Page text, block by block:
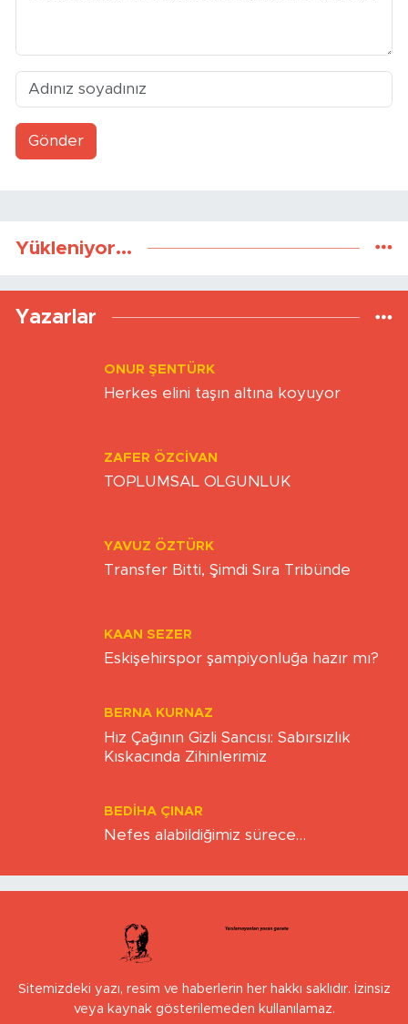
Gönder
Yükleniyor...
Yazarlar
ONUR ŞENTÜRK
Herkes elini taşın altına koyuyor
ZAFER ÖZCIVAN
TOPLUMSAL OLGUNLUK
YAVUZ ÖZTÜRK
Transfer Bitti, Şimdi Sıra Tribünde
KAAN SEZER
Eskişehirspor şampiyonluğa hazır mı?
BERNA KURNAZ
Hız Çağının Gizli Sancısı: Sabırsızlık
Kıskacında Zihinlerimiz
BEDIHA ÇINAR
Nefes alabildiğimiz sürece…
Sitemizdeki yazı, resim ve haberlerin her hakkı saklıdır. İzinsiz
veya kaynak gösterilemeden kullanılamaz.